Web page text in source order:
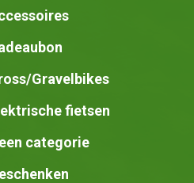
op
Gravelbikes
fietsen
categorie